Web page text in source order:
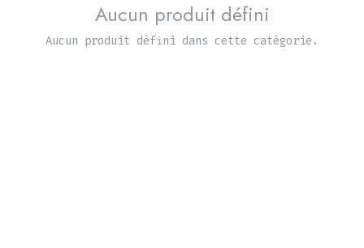
Aucun produit défini
Aucun produit défini dans cette catégorie.